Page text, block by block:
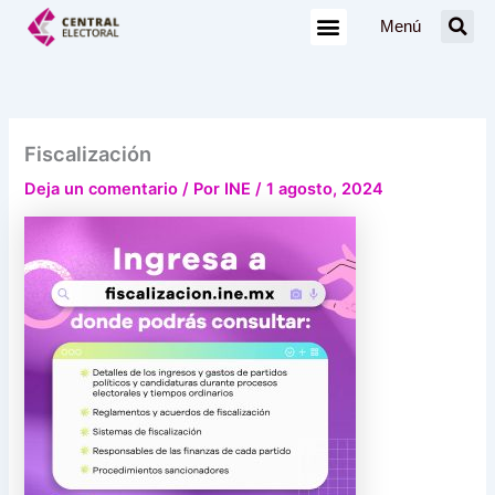
Menú
Fiscalización
Deja un comentario / Por INE/1 agosto, 2024